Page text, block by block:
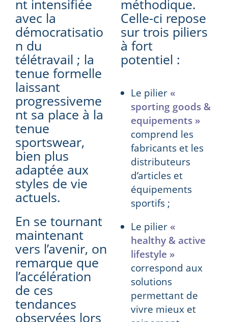
nt intensifiée
avec la
démocratisatio
n du
télétravail ; la
tenue formelle
laissant
progressiveme
nt sa place à la
tenue
sportswear,
bien plus
adaptée aux
styles de vie
actuels.
En se tournant
maintenant
vers l’avenir, on
remarque que
l’accélération
de ces
tendances
observées lors
méthodique.
Celle-ci repose
sur trois piliers
à fort
potentiel :
Le pilier «
sporting goods &
equipements »
comprend les
fabricants et les
distributeurs
d’articles et
équipements
sportifs ;
Le pilier «
healthy & active
lifestyle »
correspond aux
solutions
permettant de
vivre mieux et